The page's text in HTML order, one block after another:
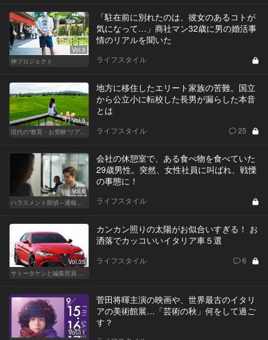
Vol.3
神プロジェクト
「駐在前に別れたのは、彼女のあるコトが
気になって…」商社マン32歳に男の婚活事
情のリアルを聞いた
ライフスタイル
Vol.5
現代の“教育・お受験”リアルドキュメント
地方に移住したエリート家族の苦難。国立
から公立小に転校した長男が漏らした本音
とは
ライフスタイル 25
Vol.6
ハラスメント探偵～通報編～
会社の休憩室で、ある食べ物を食べていた
29歳男性。突然、女性社員に叫ばれ、戦慄
の事態に！
ライフスタイル
Vol.35
サトータケシと編集部員 船山の"CAR GENTSへの道"
カンカン照りの太陽がお似合いすぎる！ お
洒落でカッコいいイタリア車５選
ライフスタイル 6
Vol.11
菅田将暉主演の映画や、世界最古のイタリ
アの美術館展…「芸術の秋」何をして過ご
す？